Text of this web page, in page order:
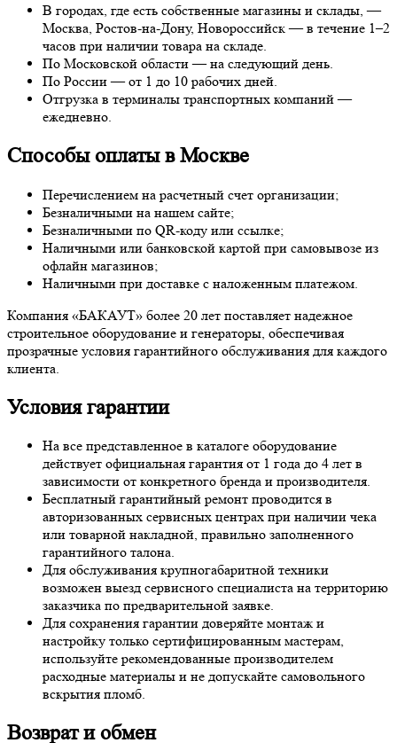
В городах, где есть собственные магазины и склады, —
Москва, Ростов-на-Дону, Новороссийск — в течение 1–2
часов при наличии товара на складе.
По Московской области — на следующий день.
По России — от 1 до 10 рабочих дней.
Отгрузка в терминалы транспортных компаний —
ежедневно.
Способы оплаты в Москве
Перечислением на расчетный счет организации;
Безналичными на нашем сайте;
Безналичными по QR-коду или ссылке;
Наличными или банковской картой при самовывозе из
офлайн магазинов;
Наличными при доставке с наложенным платежом.
Компания «БАКАУТ» более 20 лет поставляет надежное
строительное оборудование и генераторы, обеспечивая
прозрачные условия гарантийного обслуживания для каждого
клиента.
Условия гарантии
На все представленное в каталоге оборудование
действует официальная гарантия от 1 года до 4 лет в
зависимости от конкретного бренда и производителя.
Бесплатный гарантийный ремонт проводится в
авторизованных сервисных центрах при наличии чека
или товарной накладной, правильно заполненного
гарантийного талона.
Для обслуживания крупногабаритной техники
возможен выезд сервисного специалиста на территорию
заказчика по предварительной заявке.
Для сохранения гарантии доверяйте монтаж и
настройку только сертифицированным мастерам,
используйте рекомендованные производителем
расходные материалы и не допускайте самовольного
вскрытия пломб.
Возврат и обмен